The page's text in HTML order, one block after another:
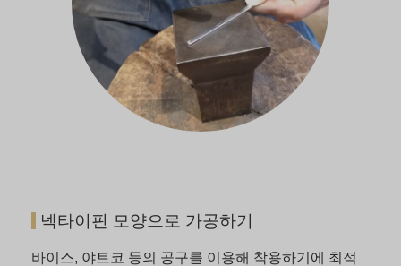
넥타이핀 모양으로 가공하기
바이스, 야트코 등의 공구를 이용해 착용하기에 최적